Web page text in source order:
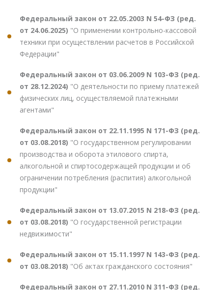
Федеральный закон от 22.05.2003 N 54-ФЗ (ред.
от 24.06.2025) "О применении контрольно-кассовой
техники при осуществлении расчетов в Российской
Федерации"
Федеральный закон от 03.06.2009 N 103-ФЗ (ред.
от 28.12.2024) "О деятельности по приему платежей
физических лиц, осуществляемой платежными
агентами"
Федеральный закон от 22.11.1995 N 171-ФЗ (ред.
от 03.08.2018) "О государственном регулировании
производства и оборота этилового спирта,
алкогольной и спиртосодержащей продукции и об
ограничении потребления (распития) алкогольной
продукции"
Федеральный закон от 13.07.2015 N 218-ФЗ (ред.
от 03.08.2018) "О государственной регистрации
недвижимости"
Федеральный закон от 15.11.1997 N 143-ФЗ (ред.
от 03.08.2018) "Об актах гражданского состояния"
Федеральный закон от 27.11.2010 N 311-ФЗ (ред.